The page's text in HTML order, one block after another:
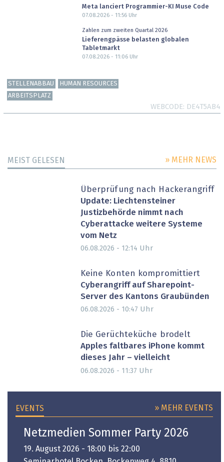
Meta lanciert Programmier-KI Muse Code
07.08.2026 - 11:56Uhr
Zahlen zum zweiten Quartal 2026
Lieferengpässe belasten globalen
Tabletmarkt
07.08.2026 - 11:06Uhr
STELLENABBAU
HUMAN RESOURCES
ARBEITSPLATZ
WEBCODE DE4T5AB4
MEIST GELESEN » MEHR NEWS
Überprüfung nach Hackerangriff
Update: Liechtensteiner
Justizbehörde nimmt nach
Cyberattacke weitere Systeme
vom Netz
06.08.2026 - 12:14 Uhr
Keine Konten kompromittiert
Cyberangriff auf Sharepoint-
Server des Kantons Graubünden
06.08.2026 - 10:47 Uhr
Die Gerüchteküche brodelt
Apples faltbares iPhone kommt
dieses Jahr – vielleicht
06.08.2026 - 11:37 Uhr
EVENTS » MEHR EVENTS
Netzmedien Sommer Party 2026
19. August 2026 - 18:00 bis 22:00